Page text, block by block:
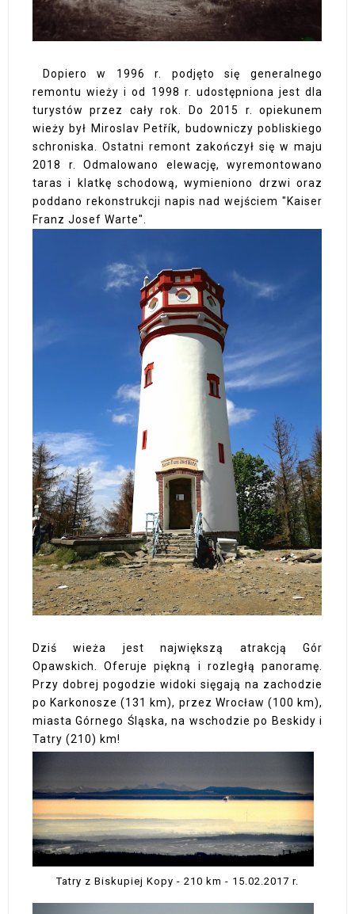
Dopiero w 1996 r. podjęto się generalnego
remontu wieży i od 1998 r. udostępniona jest dla
turystów przez cały rok. Do 2015 r. opiekunem
wieży był Miroslav Petřík, budowniczy pobliskiego
schroniska. Ostatni remont zakończył się w maju
2018 r. Odmalowano elewację, wyremontowano
taras i klatkę schodową, wymieniono drzwi oraz
poddano rekonstrukcji napis nad wejściem "Kaiser
Franz Josef Warte".
Dziś wieża jest największą atrakcją Gór
Opawskich. Oferuje piękną i rozległą panoramę.
Przy dobrej pogodzie widoki sięgają na zachodzie
po Karkonosze (131 km), przez Wrocław (100 km),
miasta Górnego Śląska, na wschodzie po Beskidy i
Tatry (210) km!
Tatry z Biskupiej Kopy - 210 km - 15.02.2017 r.